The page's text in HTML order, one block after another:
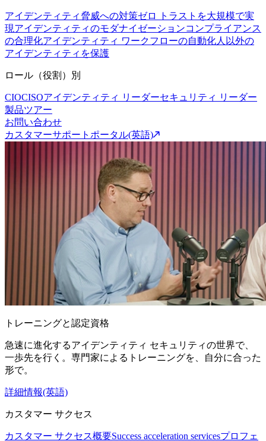
アイデンティティ脅威への対策ゼロ トラストを大規模で実
現アイデンティティのモダナイゼーションコンプライアンス
の合理化アイデンティティ ワークフローの自動化人以外の
アイデンティティを保護
ロール（役割）別
CIOCISOアイデンティティ リーダーセキュリティ リーダー
製品ツアー
お問い合わせ
カスタマーサポートポータル(英語)
トレーニングと認定資格
急速に進化するアイデンティティ セキュリティの世界で、
一歩先を行く。専門家によるトレーニングを、自分に合った
形で。
詳細情報(英語)
カスタマー サクセス
カスタマー サクセス概要Success acceleration servicesプロフェ